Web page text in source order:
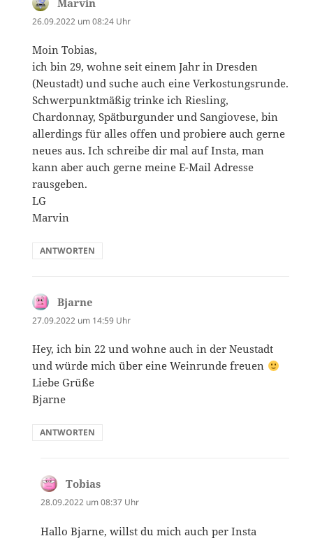
Marvin
26.09.2022 um 08:24 Uhr
Moin Tobias,
ich bin 29, wohne seit einem Jahr in Dresden
(Neustadt) und suche auch eine Verkostungsrunde.
Schwerpunktmäßig trinke ich Riesling,
Chardonnay, Spätburgunder und Sangiovese, bin
allerdings für alles offen und probiere auch gerne
neues aus. Ich schreibe dir mal auf Insta, man
kann aber auch gerne meine E-Mail Adresse
rausgeben.
LG
Marvin
ANTWORTEN
Bjarne
27.09.2022 um 14:59 Uhr
Hey, ich bin 22 und wohne auch in der Neustadt
und würde mich über eine Weinrunde freuen
Liebe Grüße
Bjarne
ANTWORTEN
Tobias
28.09.2022 um 08:37 Uhr
Hallo Bjarne, willst du mich auch per Insta